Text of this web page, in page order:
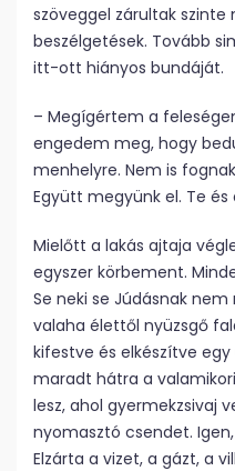
szöveggel zárultak
beszélgetések. Tovább
itt-ott hiányos bundáját.
– Megígértem a
engedem meg, hogy
menhelyre. Nem is
Együtt megyünk el. Te és
Mielőtt a lakás ajtaja
egyszer körbement.
Se neki se Júdásnak
valaha élettől nyüzsgő
kifestve és elkészítve
maradt hátra a
lesz, ahol gyermekzsivaj
nyomasztó csendet.
Elzárta a vizet, a gázt, a